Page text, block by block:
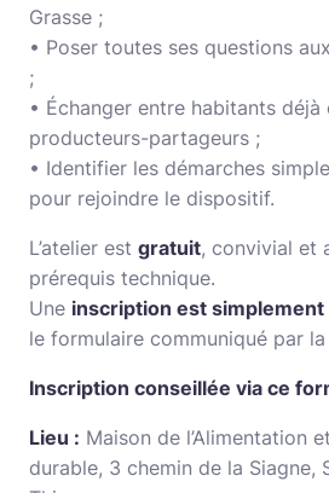
Grasse ;
• Poser toutes ses questions
;
• Échanger entre habitants
producteurs-partageurs ;
• Identifier les démarches
pour rejoindre le dispositif.
L’atelier est gratuit, convivial et
prérequis technique.
Une inscription est
le formulaire communiqué par
Inscription conseillée via ce
Lieu : Maison de l’Alimentation
durable, 3 chemin de la Siagne,